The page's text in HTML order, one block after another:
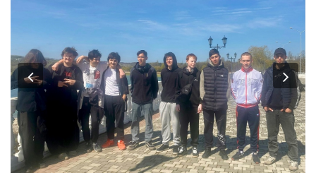
Previous